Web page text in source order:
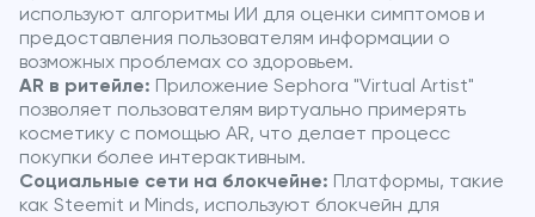
используют алгоритмы ИИ для оценки симптомов и
предоставления пользователям информации о
возможных проблемах со здоровьем.
AR в ритейле: Приложение Sephora "Virtual Artist"
позволяет пользователям виртуально примерять
косметику с помощью AR, что делает процесс
покупки более интерактивным.
Социальные сети на блокчейне: Платформы, такие
как Steemit и Minds, используют блокчейн для